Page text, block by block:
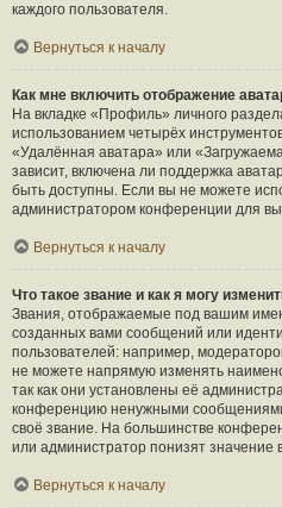
каждого пользователя.
Вернуться к началу
Как мне включить отображение
На вкладке «Профиль» личного
использованием четырёх
«Удалённая аватара» или
зависит, включена ли поддержка
быть доступны. Если вы не можете
администратором конференции для
Вернуться к началу
Что такое звание и как я могу
Звания, отображаемые под вашим
созданных вами сообщений или
пользователей: например,
не можете напрямую изменять
так как они установлены её
конференцию ненужными
своё звание. На большинстве
или администратор понизят значение
Вернуться к началу